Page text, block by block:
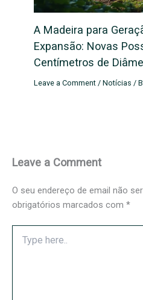
A Madeira para
Expansão: Novas
Centímetros de
Leave a Comment /Notícias /
Leave a Comment
O seu endereço de email não
obrigatórios marcados com *
here..